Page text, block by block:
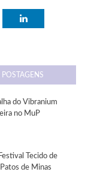
POSTAGENS
do Vibranium
no MuP
Tecido de
de Minas